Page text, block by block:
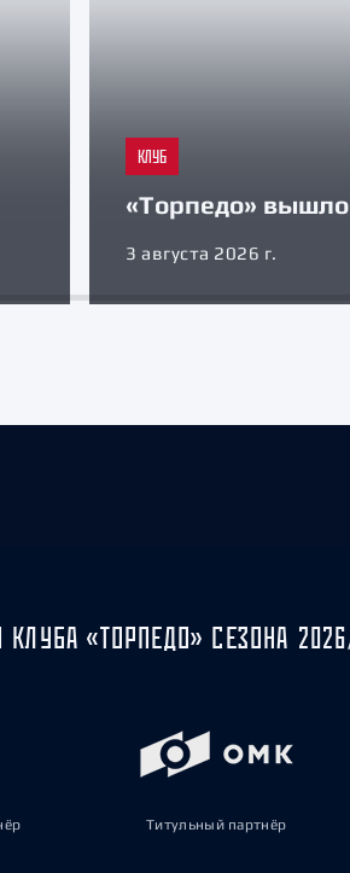
КЛУБ
«Торпедо» вышло
3 августа 2026 г.
«ТОРПЕДО» СЕЗОНА
Титульный партнёр